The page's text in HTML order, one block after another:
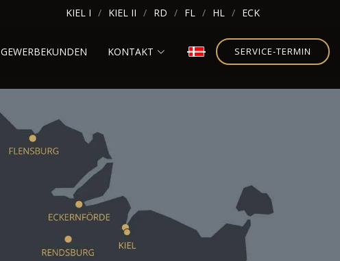
KIEL I KIEL II RD FL HL ECK
GEWERBEKUNDEN KONTAKT SERVICE-TERMIN